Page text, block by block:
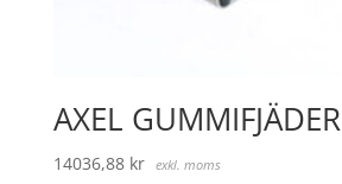
AXEL GUMMIFJÄDER
14036,88 kr exkl. moms